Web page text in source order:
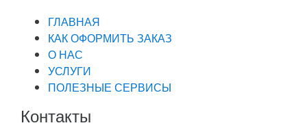
ГЛАВНАЯ
КАК ОФОРМИТЬ ЗАКАЗ
О НАС
УСЛУГИ
ПОЛЕЗНЫЕ СЕРВИСЫ
Контакты